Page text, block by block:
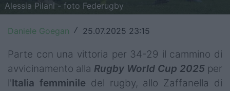
Champions Cup
Challenge Cup
World Rugby
Rugby World Cup
Alessia Pilani - foto Federugby
Daniele Goegan / 25.07.2025 23:15
Parte con una vittoria per 34-29 il cammino di
avvicinamento alla Rugby World Cup 2025 per
l'Italia femminile del rugby, allo Zaffanella di